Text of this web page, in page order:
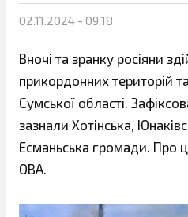
02.11.2024 - 09:18
Вночі та зранку росіяни
прикордонних територій
Сумської області.
зазнали Хотінська,
Есманьська громади. Про
ОВА.